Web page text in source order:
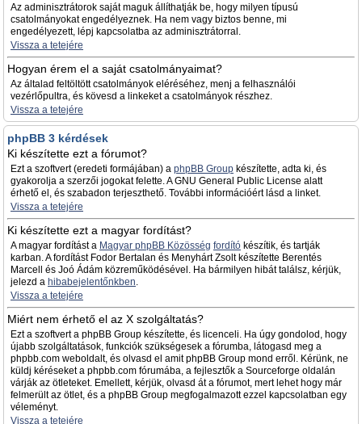
Az adminisztrátorok saját maguk állíthatják be, hogy milyen típusú
csatolmányokat engedélyeznek. Ha nem vagy biztos benne, mi
engedélyezett, lépj kapcsolatba az adminisztrátorral.
Vissza a tetejére
Hogyan érem el a saját csatolmányaimat?
Az általad feltöltött csatolmányok eléréséhez, menj a felhasználói
vezérlőpultra, és kövesd a linkeket a csatolmányok részhez.
Vissza a tetejére
phpBB 3 kérdések
Ki készítette ezt a fórumot?
Ezt a szoftvert (eredeti formájában) a phpBB Group készítette, adta ki, és
gyakorolja a szerzői jogokat felette. A GNU General Public License alatt
érhető el, és szabadon terjeszthető. További információért lásd a linket.
Vissza a tetejére
Ki készítette ezt a magyar fordítást?
A magyar fordítást a Magyar phpBB Közösség fordító készítik, és tartják
karban. A fordítást Fodor Bertalan és Menyhárt Zsolt készítette Berentés
Marcell és Joó Ádám közreműködésével. Ha bármilyen hibát találsz, kérjük,
jelezd a hibabejelentőnkben.
Vissza a tetejére
Miért nem érhető el az X szolgáltatás?
Ezt a szoftvert a phpBB Group készítette, és licenceli. Ha úgy gondolod, hogy
újabb szolgáltatások, funkciók szükségesek a fórumba, látogasd meg a
phpbb.com weboldalt, és olvasd el amit phpBB Group mond erről. Kérünk, ne
küldj kéréseket a phpbb.com fórumába, a fejlesztők a Sourceforge oldalán
várják az ötleteket. Emellett, kérjük, olvasd át a fórumot, mert lehet hogy már
felmerült az ötlet, és a phpBB Group megfogalmazott ezzel kapcsolatban egy
véleményt.
Vissza a tetejére